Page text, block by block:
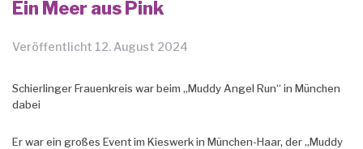
Ein Meer aus Pink
Veröffentlicht 12. August 2024
Schierlinger Frauenkreis war beim „Muddy Angel Run“ in München
dabei
Er war ein großes Event im Kieswerk in München-Haar, der „Muddy